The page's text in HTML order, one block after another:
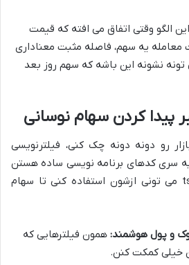
این الگو وقتی اتفاق می افته که قیمت
معامله یه سهم، فاصله مثبت معناداری
نشونه این باشه که سهم روز بعد
پیدا کردن سهام نوسانی
رو دونه دونه چک کنی، فیلترنویسی
یه سری کدهای برنامه نویسی ساده هستن
که تو سایت tsetmc.com می تونی ازشون استفاده کنی تا سهام
و پول هوشمند: همون فیلترهایی که
خیلی کمکت کنن.